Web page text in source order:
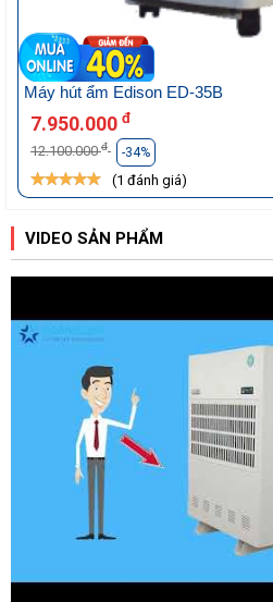
Máy hút ẩm Edison ED-35B
7.950.000 đ
12.100.000đ -34%
(1 đánh giá)
VIDEO SẢN PHẨM